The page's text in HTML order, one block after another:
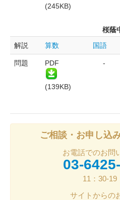
(245KB)
桜蔭
解説
算数 国語
問題 PDF
(139KB)
-
ご相談・お申し込
お電話でのお問
03-
11：30-19
サイトからの